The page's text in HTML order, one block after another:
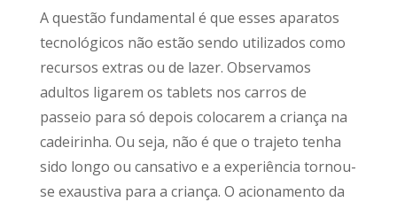
A questão fundamental é que esses aparatos
tecnológicos não estão sendo utilizados como
recursos extras ou de lazer. Observamos
adultos ligarem os tablets nos carros de
passeio para só depois colocarem a criança na
cadeirinha. Ou seja, não é que o trajeto tenha
sido longo ou cansativo e a experiência tornou-
se exaustiva para a criança. O acionamento da